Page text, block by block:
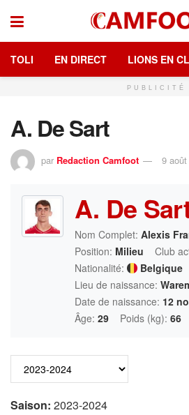
TOLI EN DIRECT LIONS EN
PUBLICITÉ
A. De Sart
par Redaction Camfoot 9
A. De
Nom Complet: Alexis
Position: Milieu Club
Nationalité:
Belgique
Lieu de naissance:
Date de naissance: 12
Âge: 29 Poids (kg): 66
Saison: 2023-2024